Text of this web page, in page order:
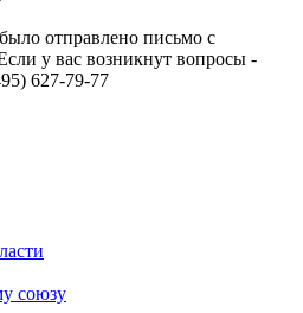
отправлено письмо с
у вас возникнут вопросы -
627-79-77
союзу